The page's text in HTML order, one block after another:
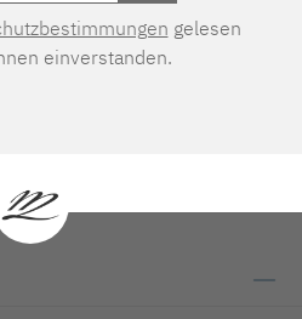
gelesen
einverstanden.